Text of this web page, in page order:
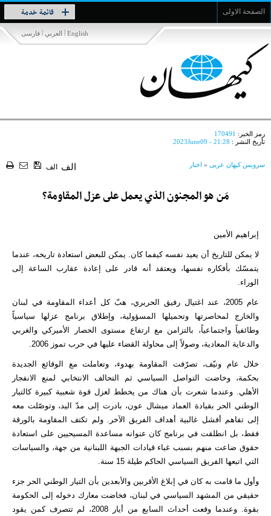
الصفحة الاولى قائمة خدمة
Toggle
navigation
فارسی | العربي | English
رمز الخبر: 170491
تأريخ النشر : 2023June09 - 21:28
سرویس کیهان عربی » اخبار الف الف
مَن هو المجنون الذي يعمل على عزل المقاومة؟
إبراهيم الأمين
لا يمكن للتاريخ أن يعيد نفسه كيفما كان. يمكن للبعض استعادة تاريخه، عندما
يتمسّك بأفكاره نفسها، ويعتقد أنه قادر على إعادة عقارب الساعة إلى
الوراء.
عام 2005، عند اغتيال رفيق الحريري، هبّ كل أعداء المقاومة في لبنان
والخارج لمحاصرتها وتحميلها المسؤولية، وإطلاق برنامج عزلها سياسياً
وطائفياً واجتماعياً، بالتزامن مع ارتفاع مستوى الحصار الأميركي والغربي
والدعاية المعادية، وصولاً إلى محاولة القضاء عليها في حرب تموز 2006.
خلال عام ونيّف، تصرّفت المقاومة بهدوء، وتعاملت مع الوقائع الجديدة
بحكمة، وخاضت التواصل السياسي ثم التحالف الانتخابي لمنع الانفجار
الأهلي. وعندما شعرت بأن هناك من يخطط لعزل قوة شعبية كبيرة كالتيار
الوطني الحر بقيادة العماد ميشال عون، بادرت إلى مدّ اليد، وتوصّلت معه
إلى تفاهم أفشل غالبية أهداف الفريق الآخر. ولم تكتف المقاومة بالورقة
فقط، بل انطلقت في برنامج كان عنوانه مساعدة المسيحيين على استعادة
حقوق ضاعت منهم بسبب غباء قيادات الجبهة اللبنانية من جهة، والسياسات
التي اتبعها الفريق السياسي الحاكم طيلة 15 سنة.
وأول ما قامت به كان في إبلاغ الأقربين والأبعدين بأن التيار الوطني الحر جزء
حقيقي من المشهد السياسي في لبنان، فخاضت معارك دخوله إلى الحكومة
بقوة. وعندما وقعت أحداث السابع من أيار 2008، لم تتصرف كمن يقود